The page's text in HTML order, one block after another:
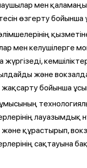
мен
өзгерту бойынша
мен келушілерге
жүргізеді,
және
бойынша
лауазымдық
және құрастырып,
сақтауына